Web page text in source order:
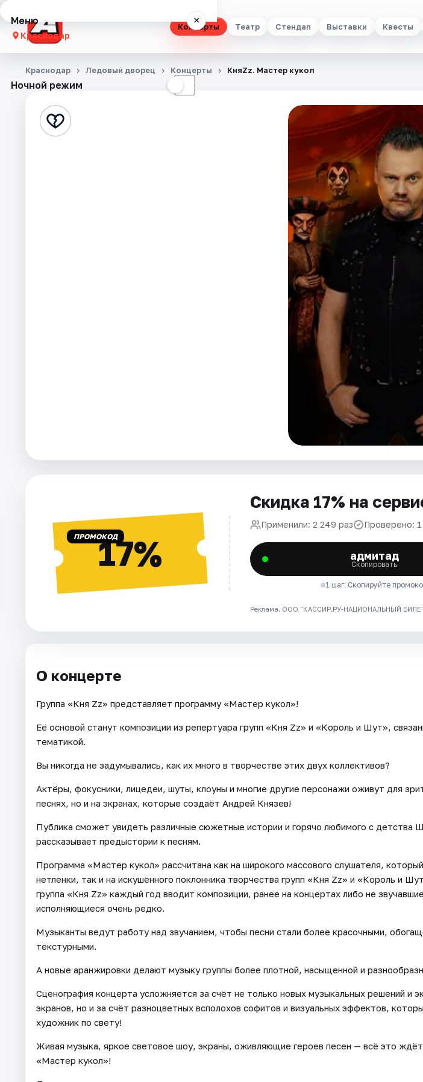
Концерты Театр Стендап Выставки Квесты
Меню ×
Краснодар
Концерты
Стендап
Ночной режим ☾
Краснодар Ледовый дворец Концерты КняZz. Мастер кукол
ПРОМОКОД17%
Скидка 17% на
Применили: 2 249 раз Проверено:
адмитад
Скопировать
1 шаг. Скопируйте
Реклама. ООО "КАССИР.РУ-НАЦИОНАЛЬНЫЙ
О концерте
Группа «Кня Zz» представляет программу «Мастер кукол»!
Её основой станут композиции из репертуара групп «Кня Zz» и «Король и Шут»,
тематикой.
Вы никогда не задумывались, как их много в творчестве этих двух коллективов?
Актёры, фокусники, лицедеи, шуты, клоуны и многие другие персонажи оживут для
песнях, но и на экранах, которые создаёт Андрей Князев!
Публика сможет увидеть различные сюжетные истории и горячо любимого с детства
рассказывает предыстории к песням.
Программа «Мастер кукол» рассчитана как на широкого массового слушателя,
нетленки, так и на искушённого поклонника творчества групп «Кня Zz» и «Король и
группа «Кня Zz» каждый год вводит композиции, ранее на концертах либо не
исполняющиеся очень редко.
Музыканты ведут работу над звучанием, чтобы песни стали более красочными,
текстурными.
А новые аранжировки делают музыку группы более плотной, насыщенной и
Сценография концерта усложняется за счёт не только новых музыкальных решений и
экранов, но и за счёт разноцветных всполохов софитов и визуальных эффектов,
художник по свету!
Живая музыка, яркое световое шоу, экраны, оживляющие героев песен — всё это ждёт
«Мастер кукол»!